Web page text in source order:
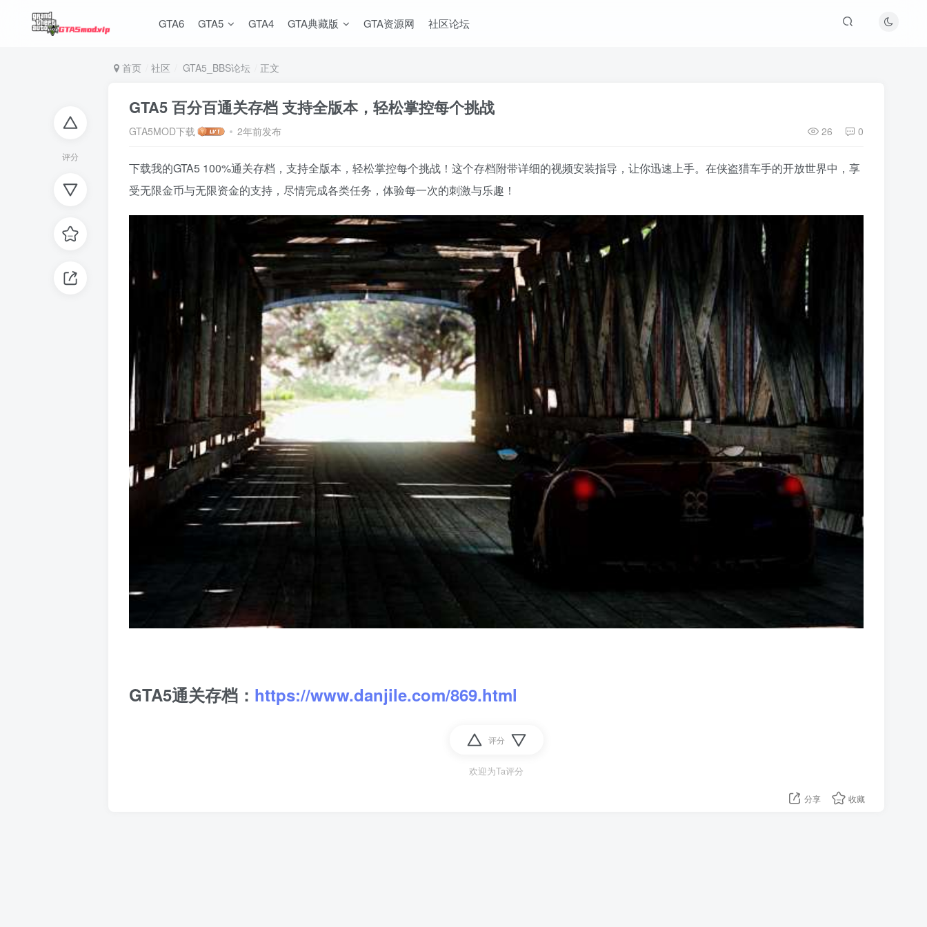
GTA6 GTA5 GTA4 GTA典藏版 GTA资源网 社区论坛
评分
首页 社区 GTA5_BBS论坛 正文
GTA5 百分百通关存档 支持全版本，轻松掌控每个挑战
GTA5MOD下载 2年前发布 26 0
下载我的GTA5 100%通关存档，支持全版本，轻松掌控每个挑战！这个存档附带详细的视频安装指导，让你迅速上手。在侠盗猎车手的开放世界中，享
受无限金币与无限资金的支持，尽情完成各类任务，体验每一次的刺激与乐趣！
GTA5通关存档： https://www.danjile.com/869.html
评分
欢迎为Ta评分
分享 收藏